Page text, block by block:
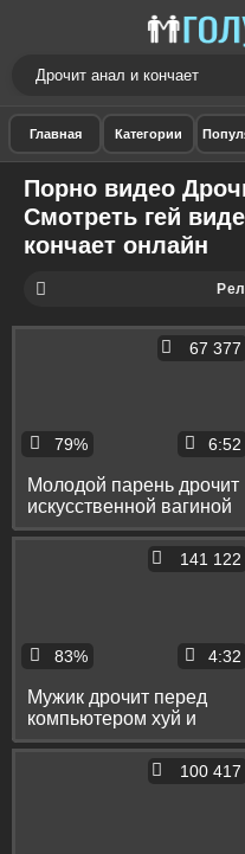
Порно видео Дрочит анал и кончает.
Смотреть гей
кончает онлайн
79%
67 377
6:52
Молодой парень дрочит
искусственной вагиной
и мощно кончает без
83%
141 122
4:32
Мужик дрочит перед
компьютером хуй и
кончает себе на штаны
100 417